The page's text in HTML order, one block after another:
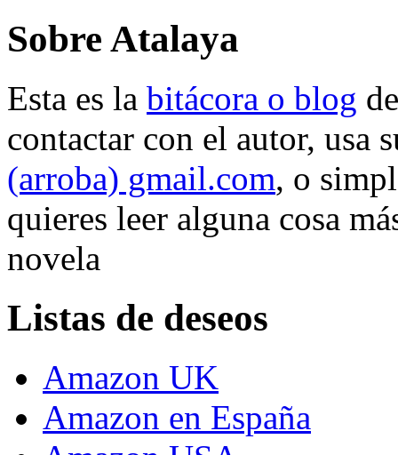
Sobre Atalaya
Esta es la bitácora o blog
contactar con el autor, usa
(arroba) gmail.com, o
quieres leer alguna cosa
novela
Listas de deseos
Amazon UK
Amazon en España